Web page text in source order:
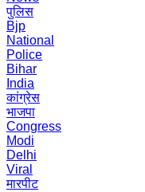
पुलिस
Bjp
National
Police
Bihar
India
कांग्रेस
भाजपा
Congress
Modi
Delhi
Viral
मारपीट